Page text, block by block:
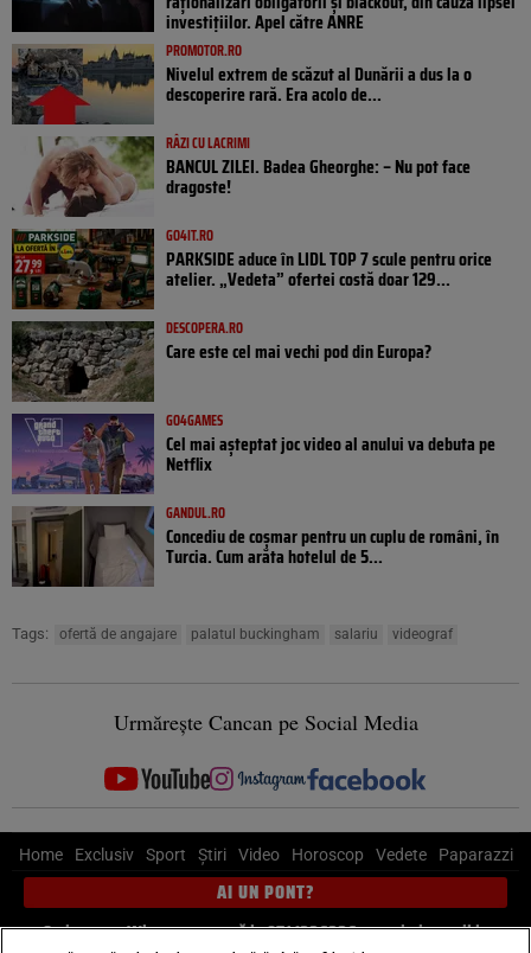
investițiilor. Apel către ANRE
PROMOTOR.RO
Nivelul extrem de scăzut al Dunării a dus la o
descoperire rară. Era acolo de...
RÂZI CU LACRIMI
BANCUL ZILEI. Badea Gheorghe: – Nu pot face
dragoste!
GO4IT.RO
PARKSIDE aduce în LIDL TOP 7 scule pentru orice
atelier. „Vedeta” ofertei costă doar 129...
DESCOPERA.RO
Care este cel mai vechi pod din Europa?
GO4GAMES
Cel mai așteptat joc video al anului va debuta pe
Netflix
GANDUL.RO
Concediu de coșmar pentru un cuplu de români, în
Turcia. Cum arăta hotelul de 5...
Tags: ofertă de angajare palatul buckingham salariu videograf
Urmărește Cancan pe Social Media
Home Exclusiv Sport Știri Video Horoscop Vedete Paparazzi
AI UN PONT?
Scrie-ne pe Whatsapp, sună la 0741226226 sau trimite mail la